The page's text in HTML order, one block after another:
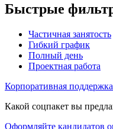
Быстрые
Частичная занятость
Гибкий график
Полный день
Проектная работа
Корпоративная
Какой соцпакет вы
Оформляйте кандидатов